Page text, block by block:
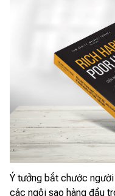
Ý tưởng bắt chước
các ngôi sao hàng đầu